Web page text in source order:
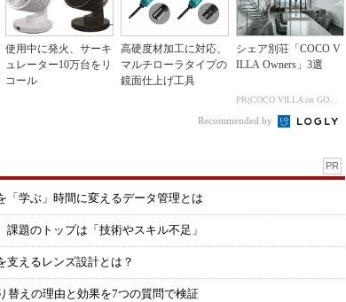
使用中に発火、サーキ
ュレーター10万台をリ
コール
高硬度材加工に対応、
マルチローラタイプの
鏡面仕上げ工具
シェア別荘「COCO V
ILLA Owners」3選
PR(COCO VILLA on GOETHE)
Recommended by
PR
学ぶ」時間に変えるデータ管理とは
題のトップは「技術やスキル不足」
支えるレンズ設計とは？
えの理由と効果を7つの質問で検証